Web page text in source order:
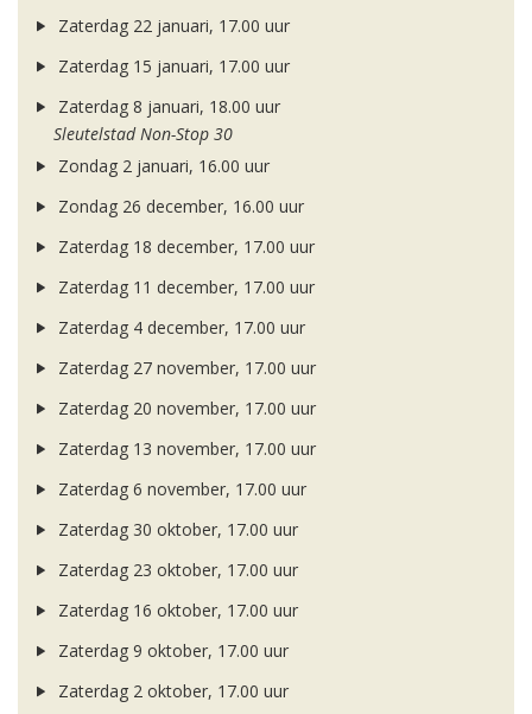
Zaterdag 22 januari, 17.00 uur
Zaterdag 15 januari, 17.00 uur
Zaterdag 8 januari, 18.00 uur
Sleutelstad Non-Stop 30
Zondag 2 januari, 16.00 uur
Zondag 26 december, 16.00 uur
Zaterdag 18 december, 17.00 uur
Zaterdag 11 december, 17.00 uur
Zaterdag 4 december, 17.00 uur
Zaterdag 27 november, 17.00 uur
Zaterdag 20 november, 17.00 uur
Zaterdag 13 november, 17.00 uur
Zaterdag 6 november, 17.00 uur
Zaterdag 30 oktober, 17.00 uur
Zaterdag 23 oktober, 17.00 uur
Zaterdag 16 oktober, 17.00 uur
Zaterdag 9 oktober, 17.00 uur
Zaterdag 2 oktober, 17.00 uur